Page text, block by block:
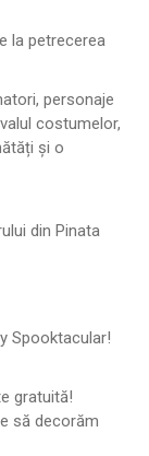
la petrecerea
personaje
costumelor,
și o
din Pinata
Spooktacular!
gratuită!
să decorăm